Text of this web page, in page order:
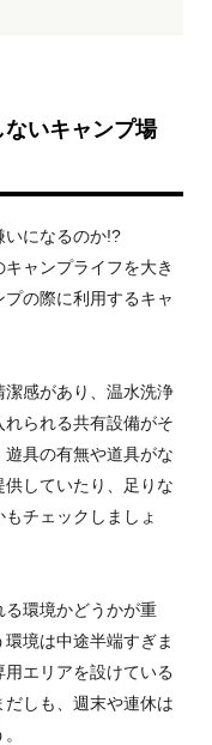
いキャンプ場
いになるのか!?
ャンプライフを大き
の際に利用するキャ
感があり、温水洗浄
られる共有設備がそ
具の有無や道具がな
していたり、足りな
チェックしましょ
る環境かどうかが重
境は中途半端すぎま
エリアを設けている
しも、週末や連休は